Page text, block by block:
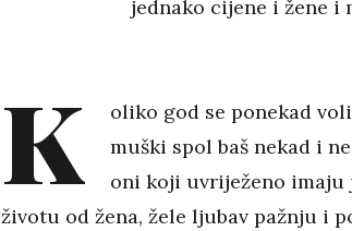
jednako cijene i žene i
K
oliko god se ponekad
muški spol baš nekad i
oni koji uvriježeno imaju
životu od žena, žele ljubav pažnju i